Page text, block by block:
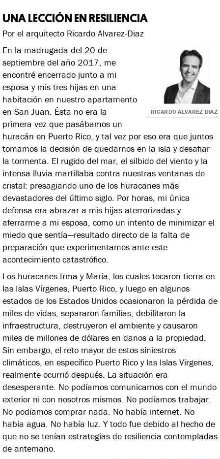
UNA LECCIÓN EN RESILIENCIA
Por el arquitecto Ricardo Alvarez-Diaz
RICARDO ALVAREZ-DIAZ
En la madrugada del 20 de
septiembre del año 2017, me
encontré encerrado junto a mi
esposa y mis tres hijas en una
habitación en nuestro apartamento
en San Juan. Ésta no era la
primera vez que pasábamos un
huracán en Puerto Rico, y tal vez por eso era que juntos
tomamos la decisión de quedarnos en la isla y desafiar
la tormenta. El rugido del mar, el silbido del viento y la
intensa lluvia martillaba contra nuestras ventanas de
cristal: presagiando uno de los huracanes más
devastadores del último siglo. Por horas, mi única
defensa era abrazar a mis hijas aterrorizadas y
aferrarme a mi esposa, como un intento de minimizar el
miedo que sentía—resultado directo de la falta de
preparación que experimentamos ante este
acontecimiento catastrófico.
Los huracanes Irma y María, los cuales tocaron tierra en
las Islas Vírgenes, Puerto Rico, y luego en algunos
estados de los Estados Unidos ocasionaron la pérdida de
miles de vidas, separaron familias, debilitaron la
infraestructura, destruyeron el ambiente y causaron
miles de millones de dólares en danos a la propiedad.
Sin embargo, el reto mayor de estos siniestros
climáticos, en específico Puerto Rico y las Islas Vírgenes,
realmente ocurrió después. La situación era
desesperante. No podíamos comunicarnos con el mundo
exterior ni con nosotros mismos. No podíamos trabajar.
No podíamos comprar nada. No había internet. No
había agua. No había luz. Y todo fue debido al hecho de
que no se tenían estrategias de resiliencia contempladas
de antemano.